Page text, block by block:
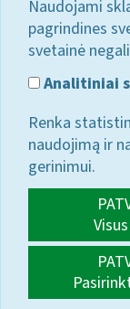
Naudojami
pagrindines
svetainė
Analitiniai
Renka
naudojimą ir
gerinimui.